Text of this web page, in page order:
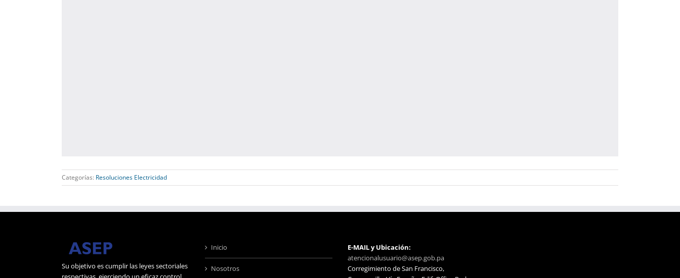
Categorías: Resoluciones Electricidad
Su objetivo es cumplir las leyes sectoriales
Inicio
Nosotros
E-MAIL y Ubicación:
atencionalusuario@asep.gob.pa
Corregimiento de San Francisco,